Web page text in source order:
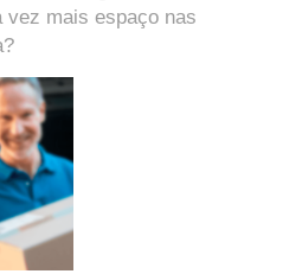
vez mais espaço nas